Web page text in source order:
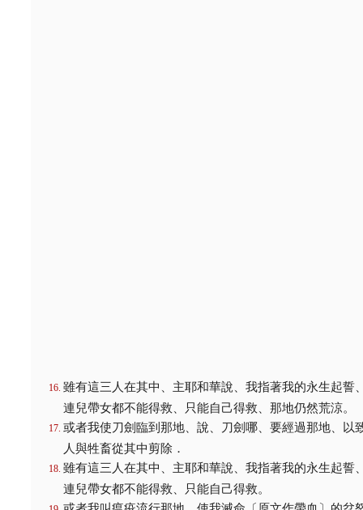
雖有這三人在其中、主耶和華說、我指著我的永生起誓
連兒帶女都不能得救、只能自己得救、那地仍然荒涼。
或者我使刀劍臨到那地、說、刀劍哪、要經過那地、以
人與牲畜從其中剪除．
雖有這三人在其中、主耶和華說、我指著我的永生起誓
連兒帶女都不能得救、只能自己得救。